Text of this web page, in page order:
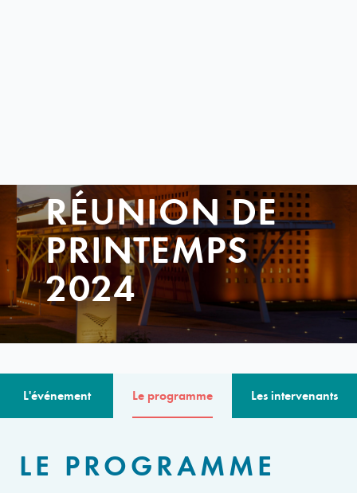
RÉUNION DE
PRINTEMPS
2024
L'événement Le programme Les intervenants
LE PROGRAMME